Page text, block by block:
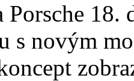
Porsche
s novým